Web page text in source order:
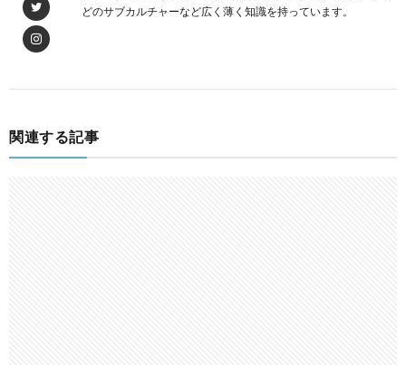
どのサブカルチャーなど広く薄く知識を持っています。
関連する記事